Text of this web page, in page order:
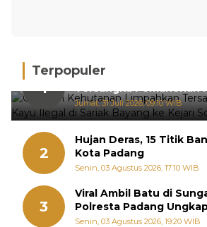
Terpopuler
1
Gakkum Kehutanan
Tersangka Pemanenan
Sariak Bayang ke Kejari
Jumat, 31 Juli 2026, 09:10 WIB
2
Hujan Deras, 15 Titik
Kota Padang
Senin, 03 Agustus 2026, 17:10 WIB
3
Viral Ambil Batu di
Polresta Padang
Sebenarnya
Senin, 03 Agustus 2026, 19:20 WIB